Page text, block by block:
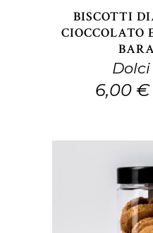
BISCOTTI
CIOCCOLATO
6,00 €